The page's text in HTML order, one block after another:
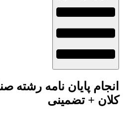
انجام پایان نامه رشته
کلان + تضمینی